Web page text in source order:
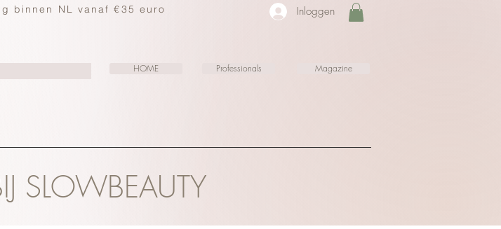
binnen NL vanaf €35 euro Inloggen
HOME Professionals Magazine
SLOWBEAUTY